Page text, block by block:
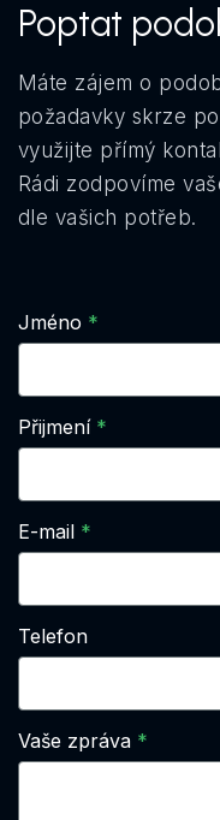
Poptat
Máte zájem o
požadavky skrze
využijte přímý
Rádi zodpovíme
dle vašich potřeb.
Jméno
Přijmení
E-mail
Telefon
Vaše zpráva